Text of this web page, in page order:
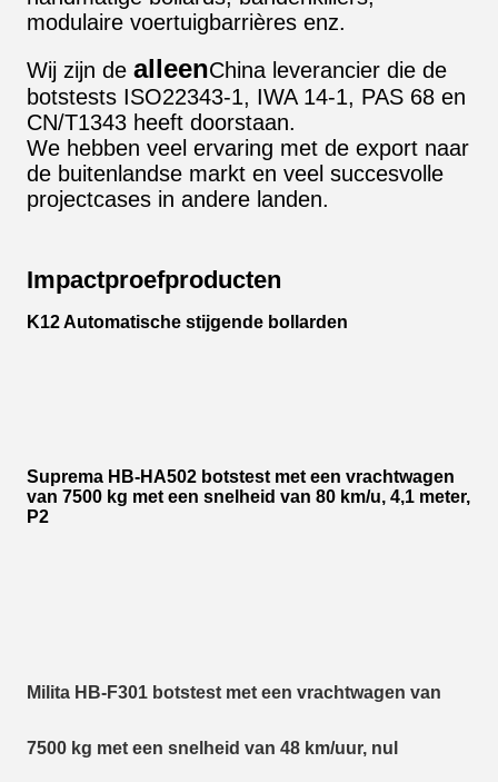
modulaire voertuigbarrières enz.
Wij zijn de alleenChina leverancier die de
botstests ISO22343-1, IWA 14-1, PAS 68 en
CN/T1343 heeft doorstaan.
We hebben veel ervaring met de export naar
de buitenlandse markt en veel succesvolle
projectcases in andere landen.
Impactproefproducten
K12 Automatische stijgende bollarden
Suprema HB-HA502 botstest met een vrachtwagen
van 7500 kg met een snelheid van 80 km/u, 4,1 meter,
P2
Milita HB-F301 botstest met een vrachtwagen van
7500 kg met een snelheid van 48 km/uur, nul